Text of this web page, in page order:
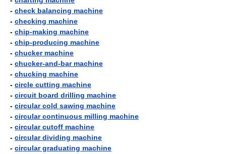
- check balancing machine
- checking machine
- chip-making machine
- chip-producing machine
- chucker machine
- chucker-and-bar machine
- chucking machine
- circle cutting machine
- circuit board drilling machine
- circular cold sawing machine
- circular continuous milling machine
- circular cutoff machine
- circular dividing machine
- circular graduating machine